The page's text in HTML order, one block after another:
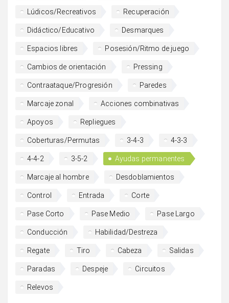
Lúdicos/Recreativos Recuperación
Didáctico/Educativo Desmarques
Espacios libres Posesión/Ritmo de juego
Cambios de orientación Pressing
Contraataque/Progresión Paredes
Marcaje zonal Acciones combinativas
Apoyos Repliegues
Coberturas/Permutas 3-4-3 4-3-3
4-4-2 3-5-2 Ayudas permanentes
Marcaje al hombre Desdoblamientos
Control Entrada Corte
Pase Corto Pase Medio Pase Largo
Conducción Habilidad/Destreza
Regate Tiro Cabeza Salidas
Paradas Despeje Circuitos
Relevos